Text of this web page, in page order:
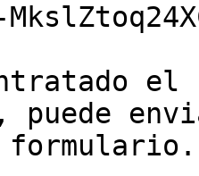
el
puede
formulario.